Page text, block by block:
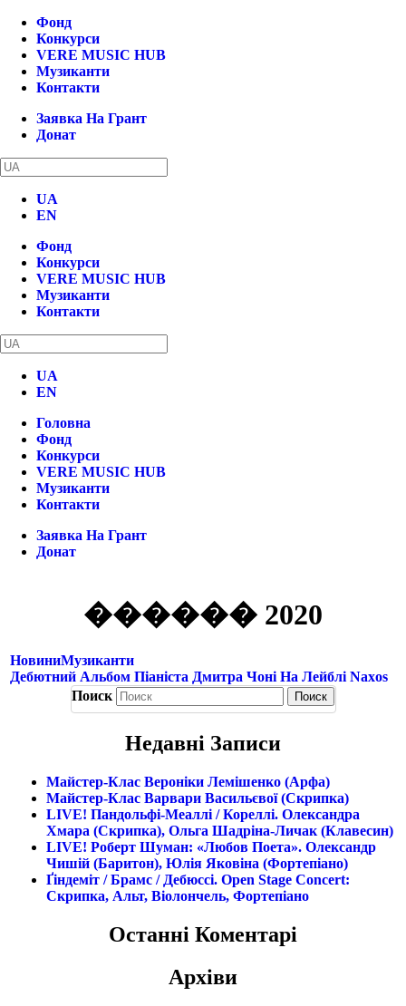
Фонд
Конкурси
VERE MUSIC HUB
Музиканти
Контакти
Заявка На Грант
Донат
UA
EN
Фонд
Конкурси
VERE MUSIC HUB
Музиканти
Контакти
UA
EN
Головна
Фонд
Конкурси
VERE MUSIC HUB
Музиканти
Контакти
Заявка На Грант
Донат
������ 2020
НовиниМузиканти
Дебютний Альбом Піаніста Дмитра Чоні На Лейблі Naxos
Поиск
Недавні Записи
Майстер-Клас Вероніки Лемішенко (арфа)
Майстер-Клас Варвари Васильєвої (скрипка)
LIVE! Пандольфі-Меаллі / Кореллі. Олександра
Хмара (скрипка), Ольга Шадріна-Личак (клавесин)
LIVE! Роберт Шуман: «Любов Поета». Олександр
Чишій (баритон), Юлія Яковіна (фортепіано)
Ґіндеміт / Брамс / Дебюссі. Open Stage Concert:
Скрипка, Альт, Віолончель, Фортепіано
Останні Коментарі
Архіви